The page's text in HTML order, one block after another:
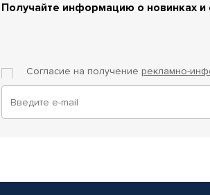
Получайте информацию о новинках и
Согласие на получение рекламно-